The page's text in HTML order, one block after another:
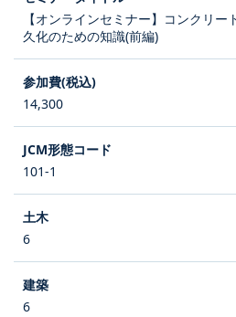
【オンラインセミナー】コンクリ
久化のための知識(前編)
14,300
101-1
6
6